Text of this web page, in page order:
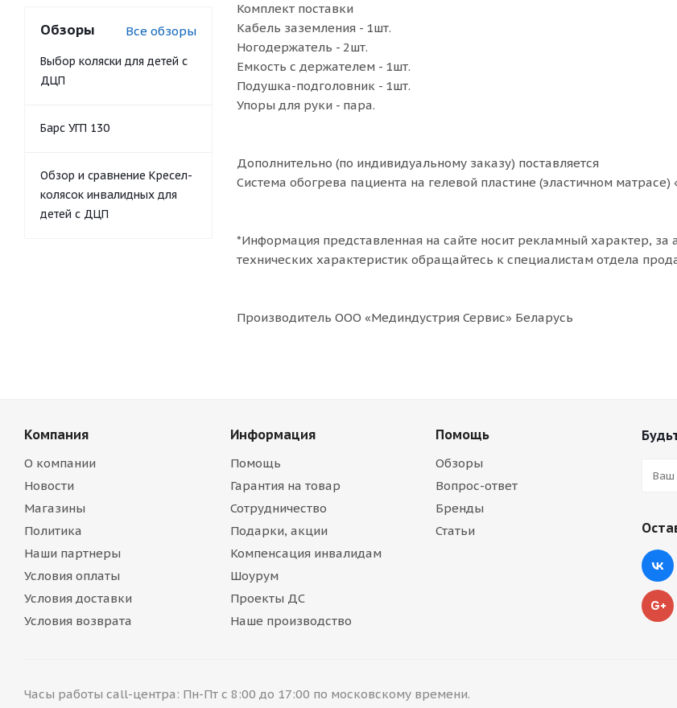
Комплект поставки
Кабель заземления - 1шт.
Ногодержатель - 2шт.
Емкость с держателем - 1шт.
Подушка-подголовник - 1шт.
Упоры для руки - пара.
Дополнительно (по индивидуальному заказу) поставляется
Система обогрева пациента на гелевой пластине (эластичном матрасе)
*Информация представленная на сайте носит рекламный характер, за
технических характеристик обращайтесь к специалистам отдела
Производитель ООО «Мединдустрия Сервис» Беларусь
Обзоры Все обзоры
Выбор коляски для детей с
ДЦП
Барс УГП 130
Обзор и сравнение Кресел-
колясок инвалидных для
детей с ДЦП
Компания
О компании
Новости
Магазины
Политика
Наши партнеры
Условия оплаты
Условия доставки
Условия возврата
Информация
Помощь
Гарантия на товар
Сотрудничество
Подарки, акции
Компенсация инвалидам
Шоурум
Проекты ДС
Наше производство
Помощь
Обзоры
Вопрос-ответ
Бренды
Статьи
Часы работы call-центра: Пн-Пт с 8:00 до 17:00 по московскому времени.